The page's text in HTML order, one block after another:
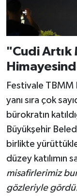
"Cudi Artık
Festivale TBMM
yanı sıra çok
bürokratın
Büyükşehir
birlikte
düzey katılımın
misafirlerimiz
gözleriyle gördü.